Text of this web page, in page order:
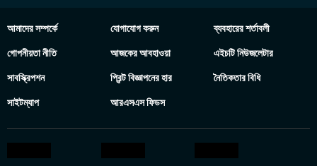
আমাদের সম্পর্কে যোগাযোগ করুন ব্যবহারের শর্তাবলী
গোপনীয়তা নীতি আজকের আবহাওয়া এইচটি নিউজলেটার
সাবস্ক্রিপশন প্রিন্ট বিজ্ঞাপনের হার নৈতিকতার বিধি
সাইটম্যাপ আরএসএস ফিডস